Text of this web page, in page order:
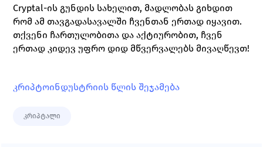
Cryptal-ის გუნდის სახელით, მადლობას გიხდით
რომ ამ თავგადასავალში ჩვენთან ერთად იყავით.
თქვენი ჩართულობითა და აქტიურობით, ჩვენ
კრიპტოინდუსტრიის წლის შეჯამება
კრიპტალი